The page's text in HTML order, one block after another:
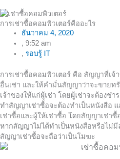
การเช่าซื้อคอมพิวเตอร์คืออะไร
ธันวาคม 4, 2020
, 9:52 am
, รอบรู้ IT
การเช่าซื้อคอมพิวเตอร์ คือ สัญญาที่เ
อื่นเช่า และให้คำมั่นสัญญาว่าจะขายท
เจ้าของให้แก่ผู้เช่า โดยผู้เช่าจะต้องชำ
ทำสัญญาเช่าซื้อจะต้องทำเป็นหนังสือ
เช่าซื้อและผู้ให้เช่าซื้อ โดยสัญญาเช่า
หากสัญญาไม่ได้ทำเป็นหนังสือหรือไม่
สัญญาเช่าซื้อจะถือว่าเป็นโมฆะ